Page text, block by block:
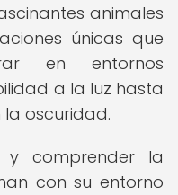
animales
únicas que
en entornos
a la luz hasta
oscuridad.
y comprender la
con su entorno